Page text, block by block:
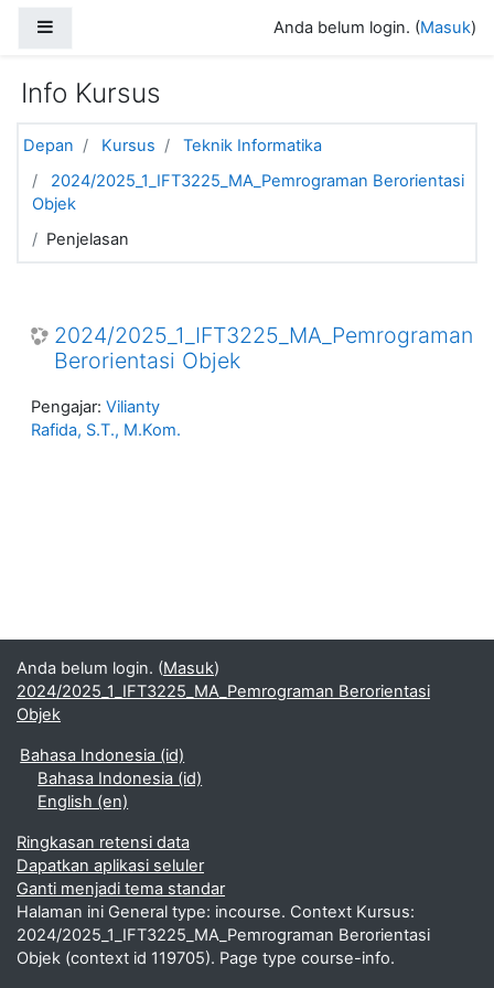
Anda belum login. (Masuk)
Info Kursus
Depan Kursus
Teknik Informatika
2024/2025_1_IFT3225_MA_Pemrograman Berorientasi
Objek
Penjelasan
2024/2025_1_IFT3225_MA_Pemrograman
Berorientasi Objek
Pengajar: Vilianty
Rafida, S.T., M.Kom.
Anda belum login. (Masuk)
2024/2025_1_IFT3225_MA_Pemrograman Berorientasi
Objek
Bahasa Indonesia ‎(id)‎
Bahasa Indonesia ‎(id)‎
English ‎(en)‎
Ringkasan retensi data
Dapatkan aplikasi seluler
Ganti menjadi tema standar
Halaman ini General type: incourse. Context Kursus:
2024/2025_1_IFT3225_MA_Pemrograman Berorientasi
Objek (context id 119705). Page type course-info.